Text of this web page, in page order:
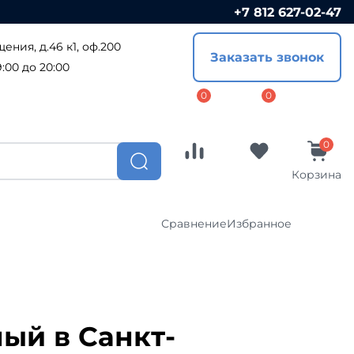
+7 812 627-02-47
д.46 к1, оф.200
до 20:00
Заказать звонок
СравнениеИзбранное
Корзина
ПВХ софиты
СравнениеИзбранное
Доборные элементы
Водосточные системы
в Санкт-